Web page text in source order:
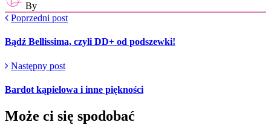
By
Poprzedni post
Bądź Bellissima, czyli DD+ od podszewki!
Następny post
Bardot kąpielowa i inne piękności
Może ci się spodobać